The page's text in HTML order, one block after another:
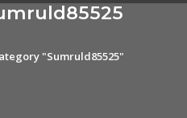
"Sumruld85525"